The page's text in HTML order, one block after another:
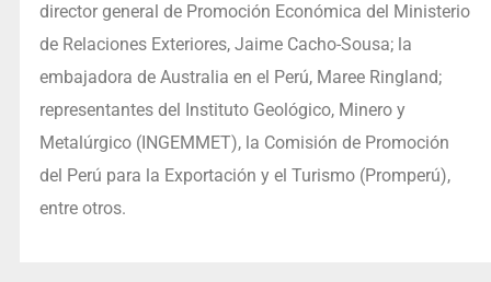
director general de Promoción Económica del Ministerio
de Relaciones Exteriores, Jaime Cacho-Sousa; la
embajadora de Australia en el Perú, Maree Ringland;
representantes del Instituto Geológico, Minero y
Metalúrgico (INGEMMET), la Comisión de Promoción
del Perú para la Exportación y el Turismo (Promperú),
entre otros.